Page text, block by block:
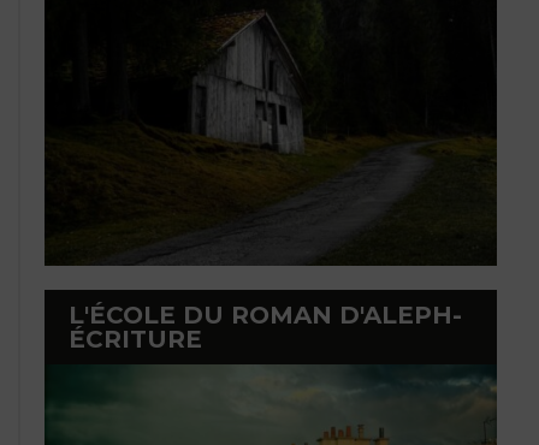
L'ÉCOLE DU ROMAN D'ALEPH-
ÉCRITURE